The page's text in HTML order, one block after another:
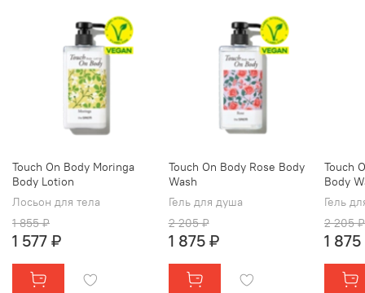
Touch On Body Moringa
Body Lotion
Лосьон для тела
1 855 ₽
1 577 ₽
Touch On Body Rose Body
Wash
Гель для душа
2 205 ₽
1 875 ₽
Touch
Body
Гель
2 205 ₽
1